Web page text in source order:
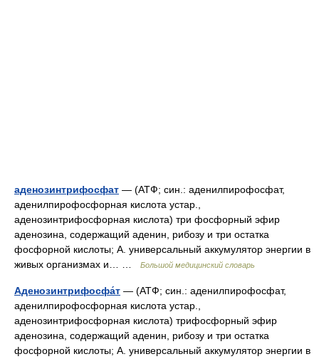
аденозинтрифосфат — (АТФ; син.: аденилпирофосфат,
аденилпирофосфорная кислота устар.,
аденозинтрифосфорная кислота) три фосфорный эфир
аденозина, содержащий аденин, рибозу и три остатка
фосфорной кислоты; А. универсальный аккумулятор энергии в
живых организмах и… …
Большой медицинский словарь
Аденозинтрифосфа́т — (АТФ; син.: аденилпирофосфат,
аденилпирофосфорная кислота устар.,
аденозинтрифосфорная кислота) трифосфорный эфир
аденозина, содержащий аденин, рибозу и три остатка
фосфорной кислоты; А. универсальный аккумулятор энергии в